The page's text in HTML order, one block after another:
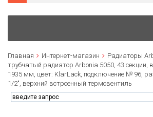
Главная Интернет-магазин Радиаторы
трубчатый радиатор Arbonia 5050, 43 секции,
1935 мм, цвет: KlarLack, подключение № 96,
1/2", верхний встроенный термовентиль